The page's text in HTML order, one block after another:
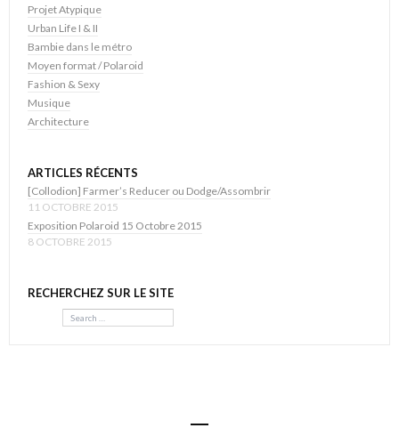
Projet Atypique
Urban Life I & II
Bambie dans le métro
Moyen format / Polaroid
Fashion & Sexy
Musique
Architecture
ARTICLES RÉCENTS
[Collodion] Farmer’s Reducer ou Dodge/Assombrir
11 OCTOBRE 2015
Exposition Polaroid 15 Octobre 2015
8 OCTOBRE 2015
RECHERCHEZ SUR LE SITE
Search